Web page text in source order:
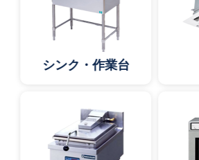
シンク・作業台